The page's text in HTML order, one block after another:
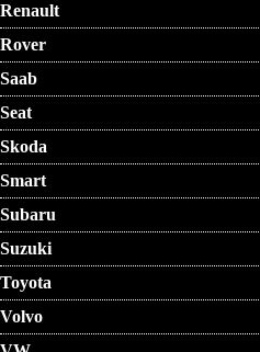
Renault
Rover
Saab
Seat
Skoda
Smart
Subaru
Suzuki
Toyota
Volvo